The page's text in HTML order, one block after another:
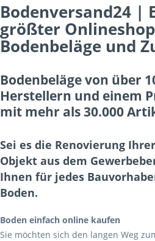
Bodenversand24 |
größter
Bodenbeläge und
Bodenbeläge von über
Herstellern und einem
mit mehr als 30.000
Sei es die Renovierung
Objekt aus dem
Ihnen für jedes
Boden.
Boden einfach online kaufen
Sie möchten sich den langen Weg